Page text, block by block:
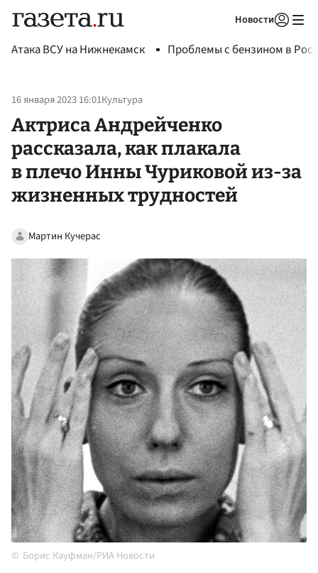
Новости
Атака ВСУ на Нижнекамск Проблемы с бензином в
16 января 2023 16:01Культура
Актриса Андрейченко
рассказала, как плакала
в плечо Инны Чуриковой из-за
жизненных трудностей
Мартин Кучерас
Борис Кауфман/РИА Новости